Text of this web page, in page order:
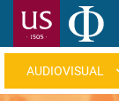
Pasar